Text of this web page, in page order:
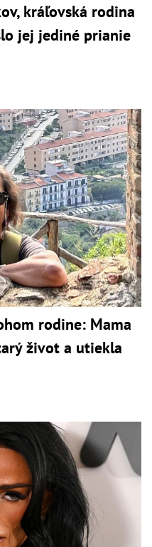
kráľovská rodina
jej jediné prianie
rodine: Mama
život a utiekla